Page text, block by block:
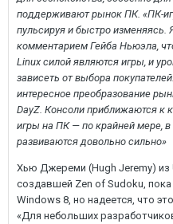
поддерживают рынок ПК. «ПК-
пульсируя и быстро изменяясь.
комментарием Гейба Ньюэла,
Linux силой являются игры, и
зависеть от выбора
интересное преобразование
DayZ. Консоли приближаются к
игры на ПК — по крайней мере,
развиваются довольно сильно»
Хью Джереми (Hugh Jeremy) из
создавшей Zen of Sudoku,
Windows 8, но надеется, что
«Для небольших